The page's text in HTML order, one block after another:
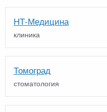
НТ-Медицина
клиника
Томоград
стоматология